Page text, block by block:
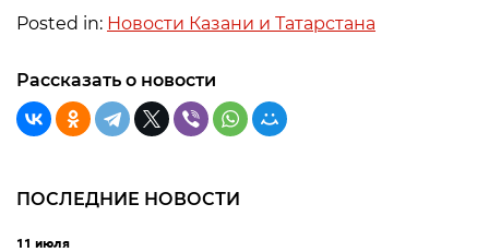
Posted in: Новости Казани и Татарстана
Рассказать о новости
ПОСЛЕДНИЕ НОВОСТИ
11 июля